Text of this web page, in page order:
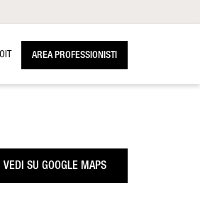
AREA PROFESSIONISTI
VEDI SU GOOGLE MAPS